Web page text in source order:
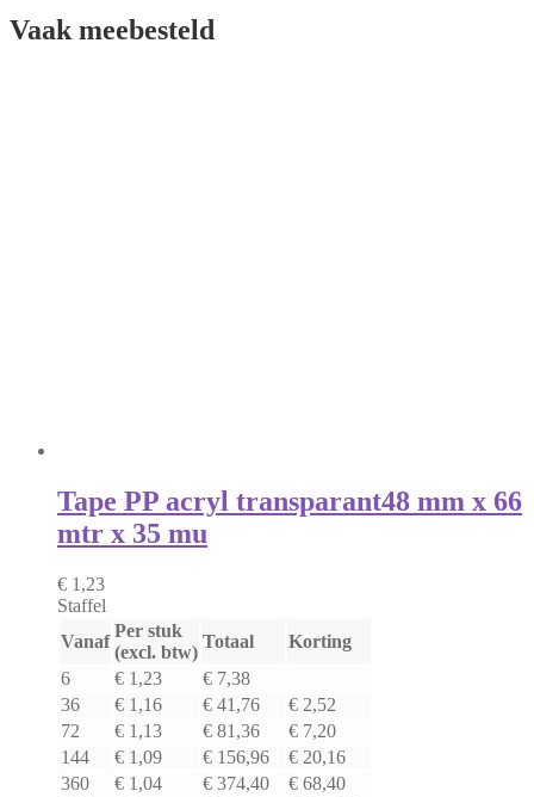
Vaak meebesteld
Tape PP acryl transparant48 mm x 66
mtr x 35 mu
€ 1,23
Staffel
Vanaf
Per stuk
(excl. btw)
Totaal
Korting
6
€ 1,23
€ 7,38
36
€ 1,16 € 41,76
€ 2,52
72
€ 1,13 € 81,36
€ 7,20
144
€ 1,09 € 156,96
€ 20,16
360
€ 1,04 € 374,40
€ 68,40